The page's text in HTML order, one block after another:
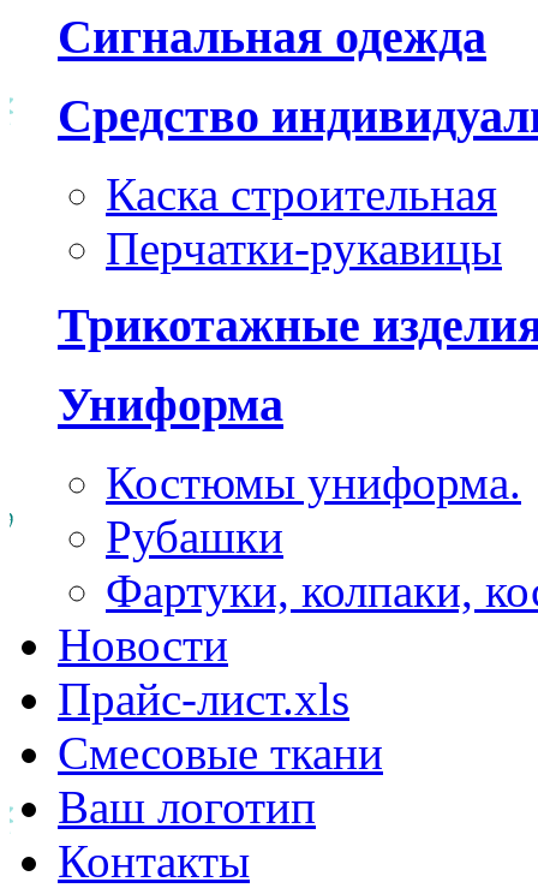
Сигнальная одежда
Средство
Каска строительная
Перчатки-рукавицы
Трикотажные
Униформа
Костюмы униформа.
Рубашки
Фартуки, колпаки,
Новости
Прайс-лист.xls
Смесовые ткани
Ваш логотип
Контакты